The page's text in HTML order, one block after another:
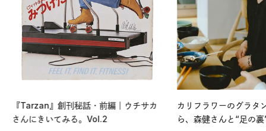
『Tarzan』創刊秘話・前編｜ウチサカ
さんにきいてみる。Vol.2
カリフラワーのグラタ
ら、森健さんと“足の